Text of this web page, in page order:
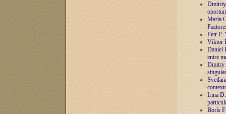
Dmitriy
María
Petr P.
Víktor
Daniel
entre
Dmitry
Irina
Borís